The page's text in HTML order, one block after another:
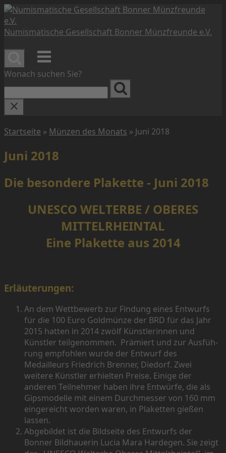
Skip
to
content
Numismatische Gesellschaft Bonner Münzfreunde e.V.
Menu
Wonach suchen Sie?
Startseite » Münzen des Monats » Juni 2018
Juni 2018
Die besondere Plakette - Juni 2018
UNESCO WELTERBE / OBERES
MITTELRHEINTAL
Eine Plakette aus 2014
Erläuterungen:
An dem Wettbewerb zur Findung eines Entwurfs
für die 100 Euro Goldmünze der BRD für das Jahr
2015 hatten in 2014 zwölf Künstlerinnen und
Künstler teilgenommen. Prä­mi­ert und zur Aus­füh­
rung emp­foh­len wur­de der Ent­wurf des
Medailleurs Friedrich Brenner, Diedorf. Zwei
weitere Künstler erhielten Preise. Einige der
anderen Teilnehmer haben ihre Entwürfe, die als
Gipsmodelle mit einem Durchmesser von 160 mm
eingereicht worden waren, in Plaketten gießen
lassen.
Abgebildet ist die Bildseite des Entwurfs der
Bonner Bildhauerin Lucia Mara Hardegen. Sie zeigt